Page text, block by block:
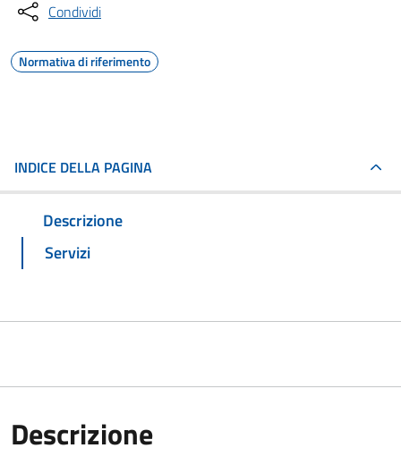
Condividi
Normativa di riferimento
INDICE DELLA PAGINA
Descrizione
Servizi
Descrizione